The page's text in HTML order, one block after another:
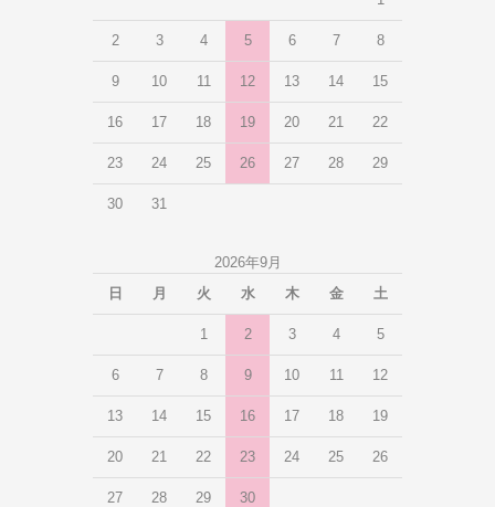
2 3 4 5 6 7 8
9 10 11 12 13 14 15
16 17 18 19 20 21 22
23 24 25 26 27 28 29
30 31
2026年9月
日
月 火 水 木 金 土
1 2 3 4 5
6 7 8 9 10 11 12
13 14 15 16 17 18 19
20 21 22 23 24 25 26
27 28 29 30